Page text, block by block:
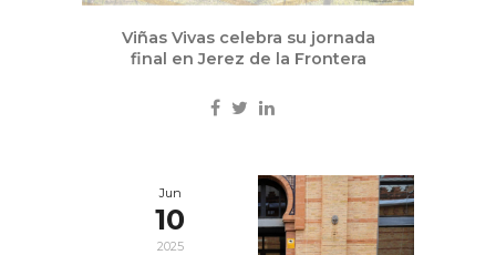
Viñas Vivas celebra su jornada
final en Jerez de la Frontera
Jun
10
2025